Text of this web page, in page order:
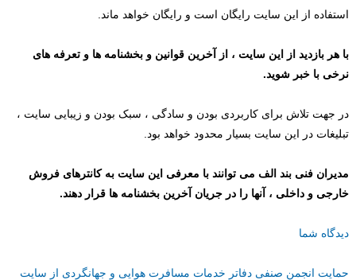
استفاده از این سایت رایگان است و رایگان خواهد ماند.
با هر بازدید از این سایت ، از آخرین قوانین و بخشنامه ها و تعرفه های
نرخی با خبر شوید.
در جهت تلاش برای کاربردی بودن و سادگی ، سبک بودن و زیبایی سایت ،
تبلیغات در این سایت بسیار محدود خواهد بود.
مدیران فنی بند الف می توانند با معرفی این سایت به کانترهای فروش
خارجی و داخلی ، آنها را در جریان آخرین بخشنامه ها قرار دهند.
دیدگاه شما
حمایت انجمن صنفی دفاتر خدمات مسافرت هوایی و جهانگردی از سایت